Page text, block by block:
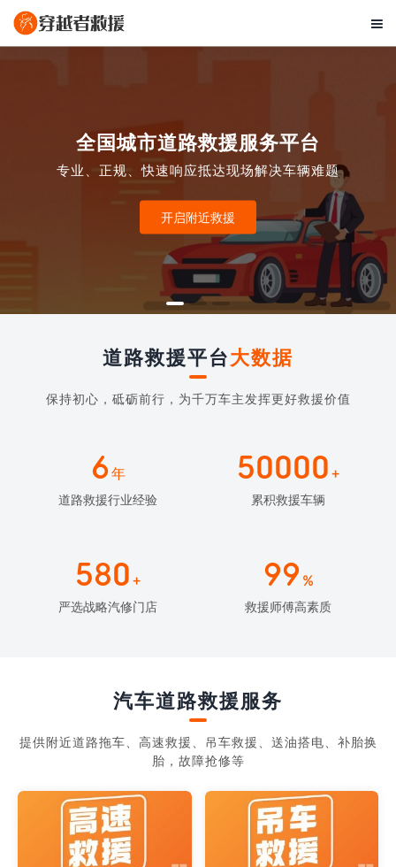

全国城市道路救援服务平台
专业、正规、快速响应抵达现场解决车辆难题
开启附近救援
道路救援平台大数据
保持初心，砥砺前行，为千万车主发挥更好救援价值
6年
道路救援行业经验
50000 +
累积救援车辆
580 +
严选战略汽修门店
99 %
救援师傅高素质
汽车道路救援服务
提供附近道路拖车、高速救援、吊车救援、送油搭电、补胎换
胎，故障抢修等